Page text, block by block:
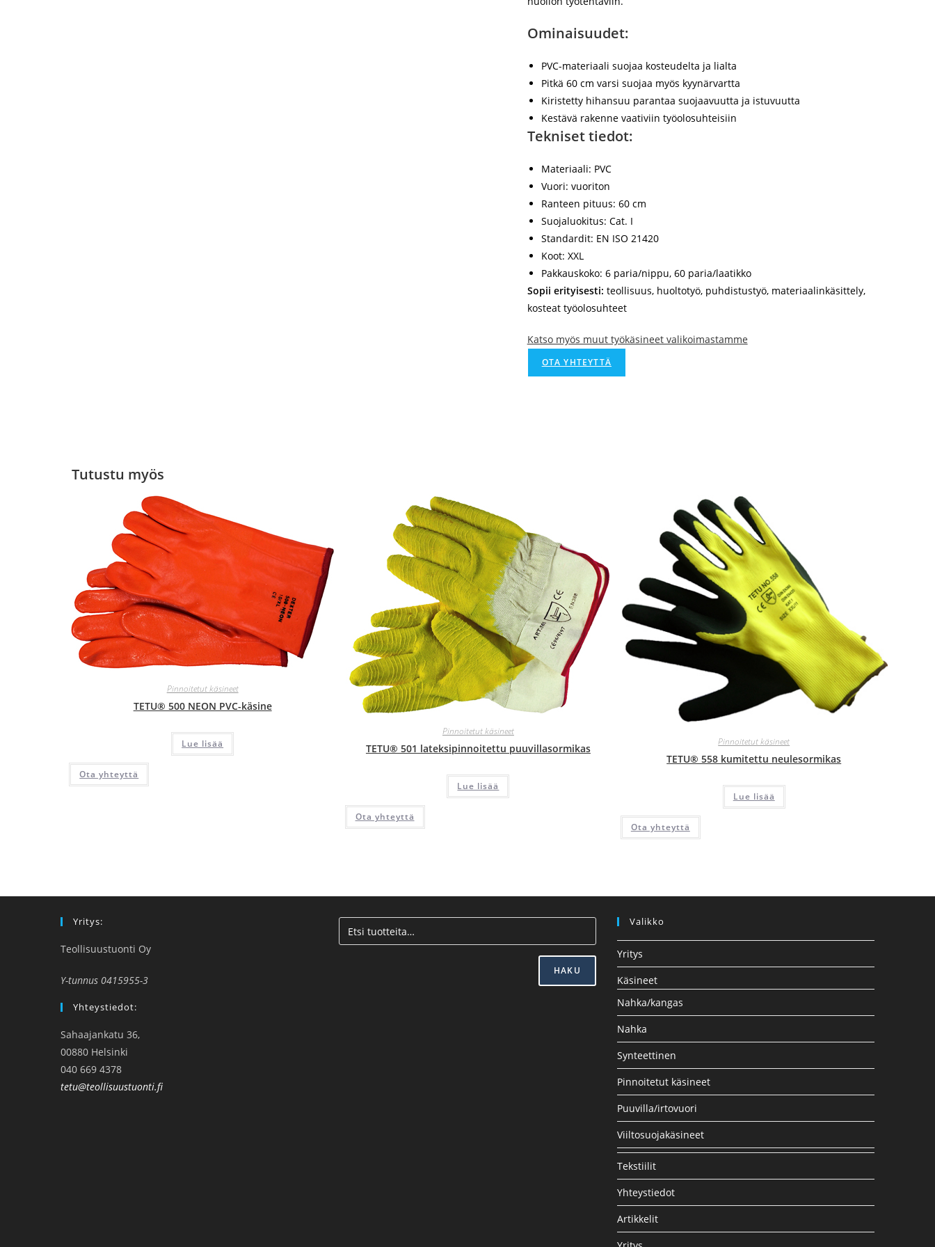
Ominaisuudet:
PVC-materiaali suojaa kosteudelta ja lialta
Pitkä 60 cm varsi suojaa myös kyynärvartta
Kiristetty hihansuu parantaa suojaavuutta ja istuvuutta
Kestävä rakenne vaativiin työolosuhteisiin
Tekniset tiedot:
Materiaali: PVC
Vuori: vuoriton
Ranteen pituus: 60 cm
Suojaluokitus: Cat. I
Standardit: EN ISO 21420
Koot: XXL
Pakkauskoko: 6 paria/nippu, 60 paria/laatikko
Sopii erityisesti: teollisuus, huoltotyö, puhdistustyö, materiaalinkäsittely,
kosteat työolosuhteet
Katso myös muut työkäsineet valikoimastamme
OTA YHTEYTTÄ
Tutustu myös
Pinnoitetut käsineet
TETU® 500 NEON PVC-käsine
Lue lisää
Ota yhteyttä
Pinnoitetut käsineet
TETU® 501 lateksipinnoitettu puuvillasormikas
Lue lisää
Ota yhteyttä
Pinnoitetut käsineet
TETU® 558 kumitettu neulesormikas
Lue lisää
Ota yhteyttä
Yritys:
Teollisuustuonti Oy
Y-tunnus 0415955-3
Yhteystiedot:
Sahaajankatu 36,
00880 Helsinki
040 669 4378
tetu@teollisuustuonti.fi
HAKU
Valikko
Yritys
Käsineet
Nahka/kangas
Nahka
Synteettinen
Pinnoitetut käsineet
Puuvilla/irtovuori
Viiltosuojakäsineet
Tekstiilit
Yhteystiedot
Artikkelit